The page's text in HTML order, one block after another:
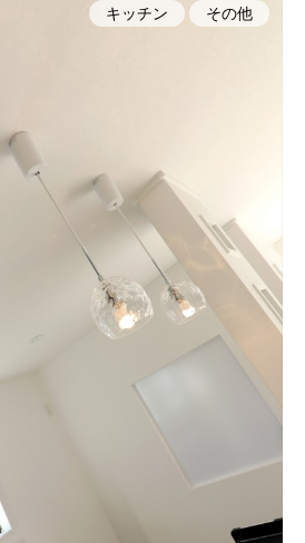
キッチン その他